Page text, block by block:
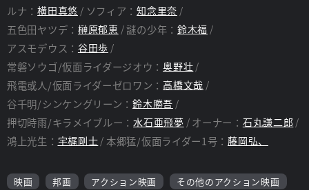
ルナ：横田真悠 ソフィア：知念里奈
五色田ヤツデ： 榊原郁恵 謎の少年： 鈴木福
アスモデウス： 谷田歩
常磐ソウゴ/仮面ライダージオウ：奥野壮
飛電或人/仮面ライダーゼロワン： 高橋文哉
谷千明/シンケングリーン：鈴木勝吾
押切時雨/キラメイブルー：水石亜飛夢 オーナー： 石丸謙二郎
鴻上光生： 宇梶剛士 本郷猛/仮面ライダー1号：藤岡弘、
映画 邦画 アクション映画
その他のアクション映画